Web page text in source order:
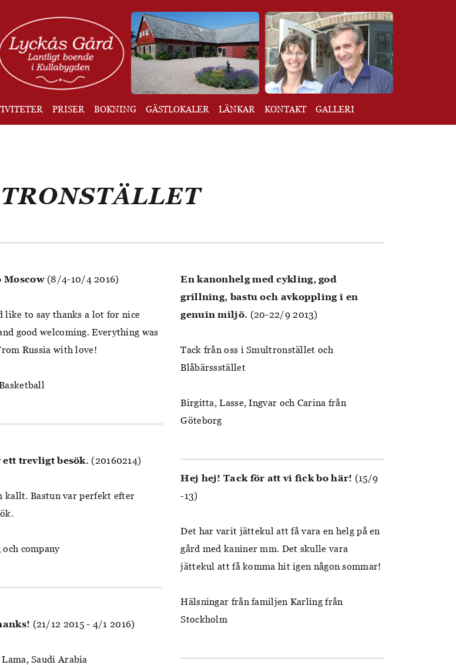
PRISER BOKNING GÄSTLOKALER LÄNKAR KONTAKT GALLERI
Moscow (8/4-10/4 2016)
like to say thanks a lot for nice
good welcoming. Everything was
Russia with love!
ett trevligt besök. (20160214)
kallt. Bastun var perfekt efter
company
(21/12 2015 - 4/1 2016)
Lama, Saudi Arabia
En kanonhelg med cykling, god
grillning, bastu och avkoppling i en
genuin miljö. (20-22/9 2013)
Tack från oss i Smultronstället och
Blåbärssstället
Birgitta, Lasse, Ingvar och Carina från
Göteborg
Hej hej! Tack för att vi fick bo här! (15/9
-13)
Det har varit jättekul att få vara en helg på en
gård med kaniner mm. Det skulle vara
jättekul att få komma hit igen någon sommar!
Hälsningar från familjen Karling från
Stockholm